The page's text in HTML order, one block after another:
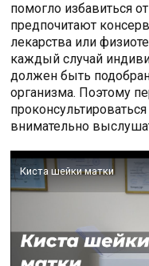
помогло избавиться
предпочитают
лекарства или
каждый случай
должен быть
организма. Поэтому
внимательно
Киста шейки матки